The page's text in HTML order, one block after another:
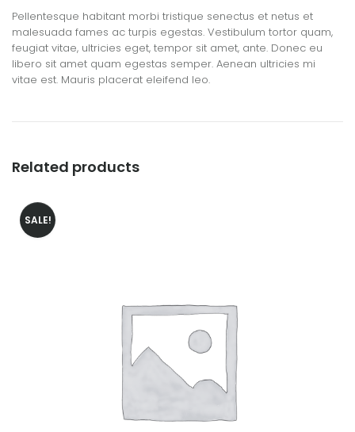
Pellentesque habitant morbi tristique senectus et netus et
malesuada fames ac turpis egestas. Vestibulum tortor quam,
feugiat vitae, ultricies eget, tempor sit amet, ante. Donec eu
libero sit amet quam egestas semper. Aenean ultricies mi
vitae est. Mauris placerat eleifend leo.
Related products
SALE!